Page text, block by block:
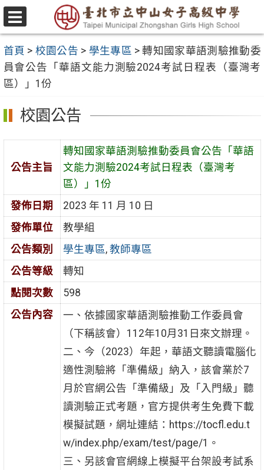
跳
至
要
內
容
區
選
單
首頁 > 校園公告 > 學生專區 >轉知國家華語測驗推動委
員會公告「華語文能力測驗2024考試日程表（臺灣考
區）」1份
校園公告
公告主旨
轉知國家華語測驗推動委員會公告「華語
文能力測驗2024考試日程表（臺灣考
區）」1份
發佈日期
2023 年 11 月 10 日
發佈單位
教學組
公告類別
學生專區, 教師專區
公告等級
轉知
點閱次數
598
公告內容
一、依據國家華語測驗推動工作委員會
（下稱該會）112年10月31日來文辦理。
二、今（2023）年起，華語文聽讀電腦化
適性測驗將「準備級」納入，該會業於7
月於官網公告「準備級」及「入門級」聽
讀測驗正式考題，官方提供考生免費下載
模擬試題，網址連結：https://tocfl.edu.t
w/index.php/exam/test/page/1。
三、另該會官網線上模擬平台架設考試系